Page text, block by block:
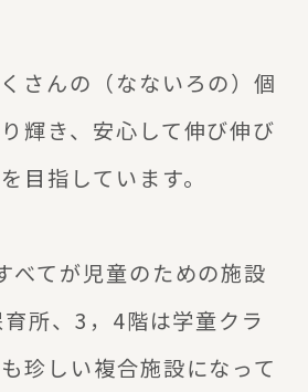
さんの（なないろの）個
輝き、安心して伸び伸び
目指しています。
べてが児童のための施設
所、3，4階は学童クラ
珍しい複合施設になって